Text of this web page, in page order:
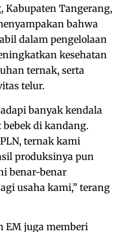
Kabupaten Tangerang,
bahwa
dalam pengelolaan
kesehatan
ternak, serta
telur.
banyak kendala
di kandang.
ternak kami
produksinya pun
benar-benar
usaha kami,” terang
EM juga memberi